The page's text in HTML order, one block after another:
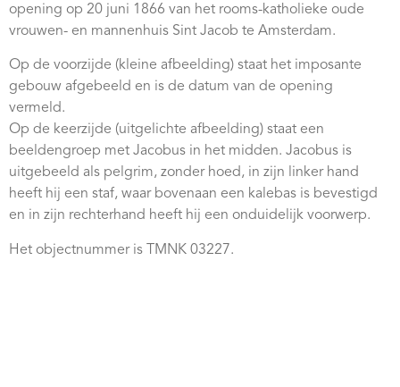
Contact
opening op 20 juni 1866 van het rooms-katholieke oude
vrouwen- en mannenhuis Sint Jacob te Amsterdam.
Op de voorzijde (kleine afbeelding) staat het imposante
gebouw afgebeeld en is de datum van de opening
vermeld.
Op de keerzijde (uitgelichte afbeelding) staat een
beeldengroep met Jacobus in het midden. Jacobus is
uitgebeeld als pelgrim, zonder hoed, in zijn linker hand
heeft hij een staf, waar bovenaan een kalebas is bevestigd
en in zijn rechterhand heeft hij een onduidelijk voorwerp.
Het objectnummer is TMNK 03227.